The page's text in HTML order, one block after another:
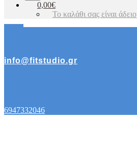
0,00€
Το καλάθι σας είναι άδειο
info@fitstudio.gr
6947332046